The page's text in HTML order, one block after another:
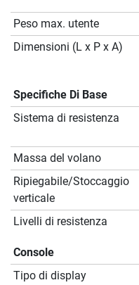
Peso max. utente
Dimensioni (L x P x A)
Specifiche Di Base
Sistema di resistenza
Massa del volano
Ripiegabile/Stoccaggio
verticale
Livelli di resistenza
Console
Tipo di display